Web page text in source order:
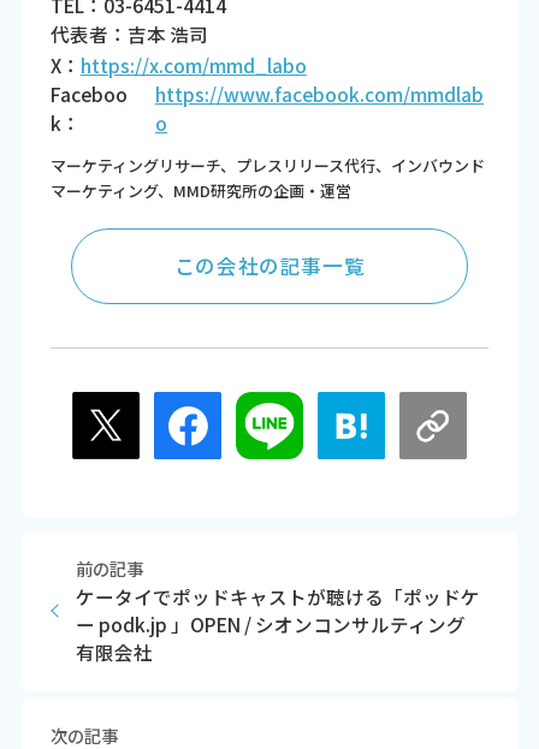
代表者：吉本 浩司
X： https://x.com/mmd_labo
Faceboo
k：
https://www.facebook.com/mmdlab
o
マーケティングリサーチ、プレスリリース代行、インバウンド
マーケティング、MMD研究所の企画・運営
この会社の記事一覧
前の記事
ケータイでポッドキャストが聴ける「ポッドケ
ー podk.jp 」OPEN / シオンコンサルティング
有限会社
次の記事